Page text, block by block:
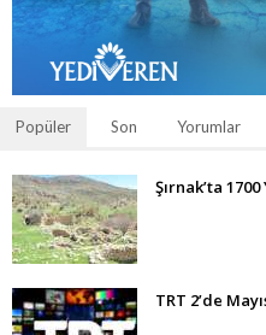
Popüler Son Yorumlar
Şırnak’ta
TRT 2’de